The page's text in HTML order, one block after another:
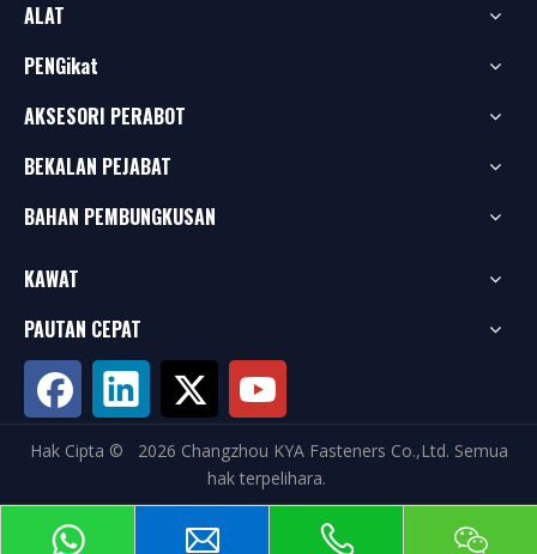
ALAT
PENGikat
AKSESORI PERABOT
BEKALAN PEJABAT
BAHAN PEMBUNGKUSAN
KAWAT
PAUTAN CEPAT
Hak Cipta © 2026 Changzhou KYA Fasteners Co.,Ltd. Semua
hak terpelihara.